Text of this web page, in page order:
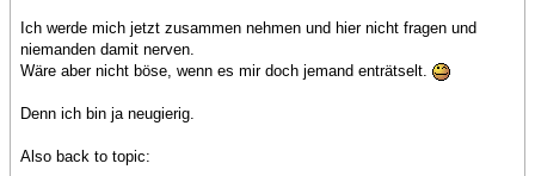
Ich werde mich jetzt zusammen nehmen und hier nicht fragen und
niemanden damit nerven.
Wäre aber nicht böse, wenn es mir doch jemand enträtselt.
Denn ich bin ja neugierig.
Also back to topic: